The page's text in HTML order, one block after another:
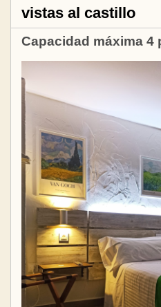
vistas al castillo
Capacidad máxima 4